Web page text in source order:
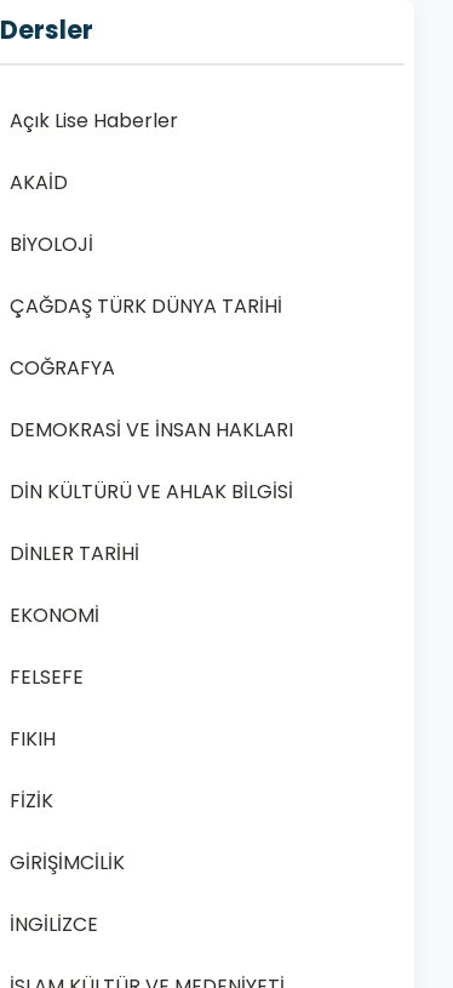
Dersler
Açık Lise Haberler
AKAİD
BİYOLOJİ
ÇAĞDAŞ TÜRK DÜNYA TARİHİ
COĞRAFYA
DEMOKRASİ VE İNSAN HAKLARI
DİN KÜLTÜRÜ VE AHLAK BİLGİSİ
DİNLER TARİHİ
EKONOMİ
FELSEFE
FIKIH
FİZİK
GİRİŞİMCİLİK
İNGİLİZCE